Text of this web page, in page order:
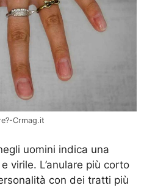
Crmag.it
uomini indica una
virile. L’anulare più corto
con dei tratti più